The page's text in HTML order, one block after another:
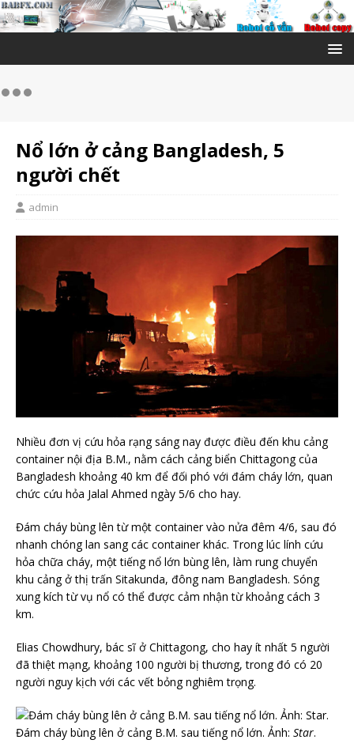
Nổ lớn ở cảng Bangladesh, 5
người chết
admin
Nhiều đơn vị cứu hỏa rạng sáng nay được điều đến khu cảng
container nội địa B.M., nằm cách cảng biển Chittagong của
Bangladesh khoảng 40 km để đối phó với đám cháy lớn, quan
chức cứu hỏa Jalal Ahmed ngày 5/6 cho hay.
Đám cháy bùng lên từ một container vào nửa đêm 4/6, sau đó
nhanh chóng lan sang các container khác. Trong lúc lính cứu
hỏa chữa cháy, một tiếng nổ lớn bùng lên, làm rung chuyển
khu cảng ở thị trấn Sitakunda, đông nam Bangladesh. Sóng
xung kích từ vụ nổ có thể được cảm nhận từ khoảng cách 3
km.
Elias Chowdhury, bác sĩ ở Chittagong, cho hay ít nhất 5 người
đã thiệt mạng, khoảng 100 người bị thương, trong đó có 20
người nguy kịch với các vết bỏng nghiêm trọng.
Đám cháy bùng lên ở cảng B.M. sau tiếng nổ lớn. Ảnh: Star.